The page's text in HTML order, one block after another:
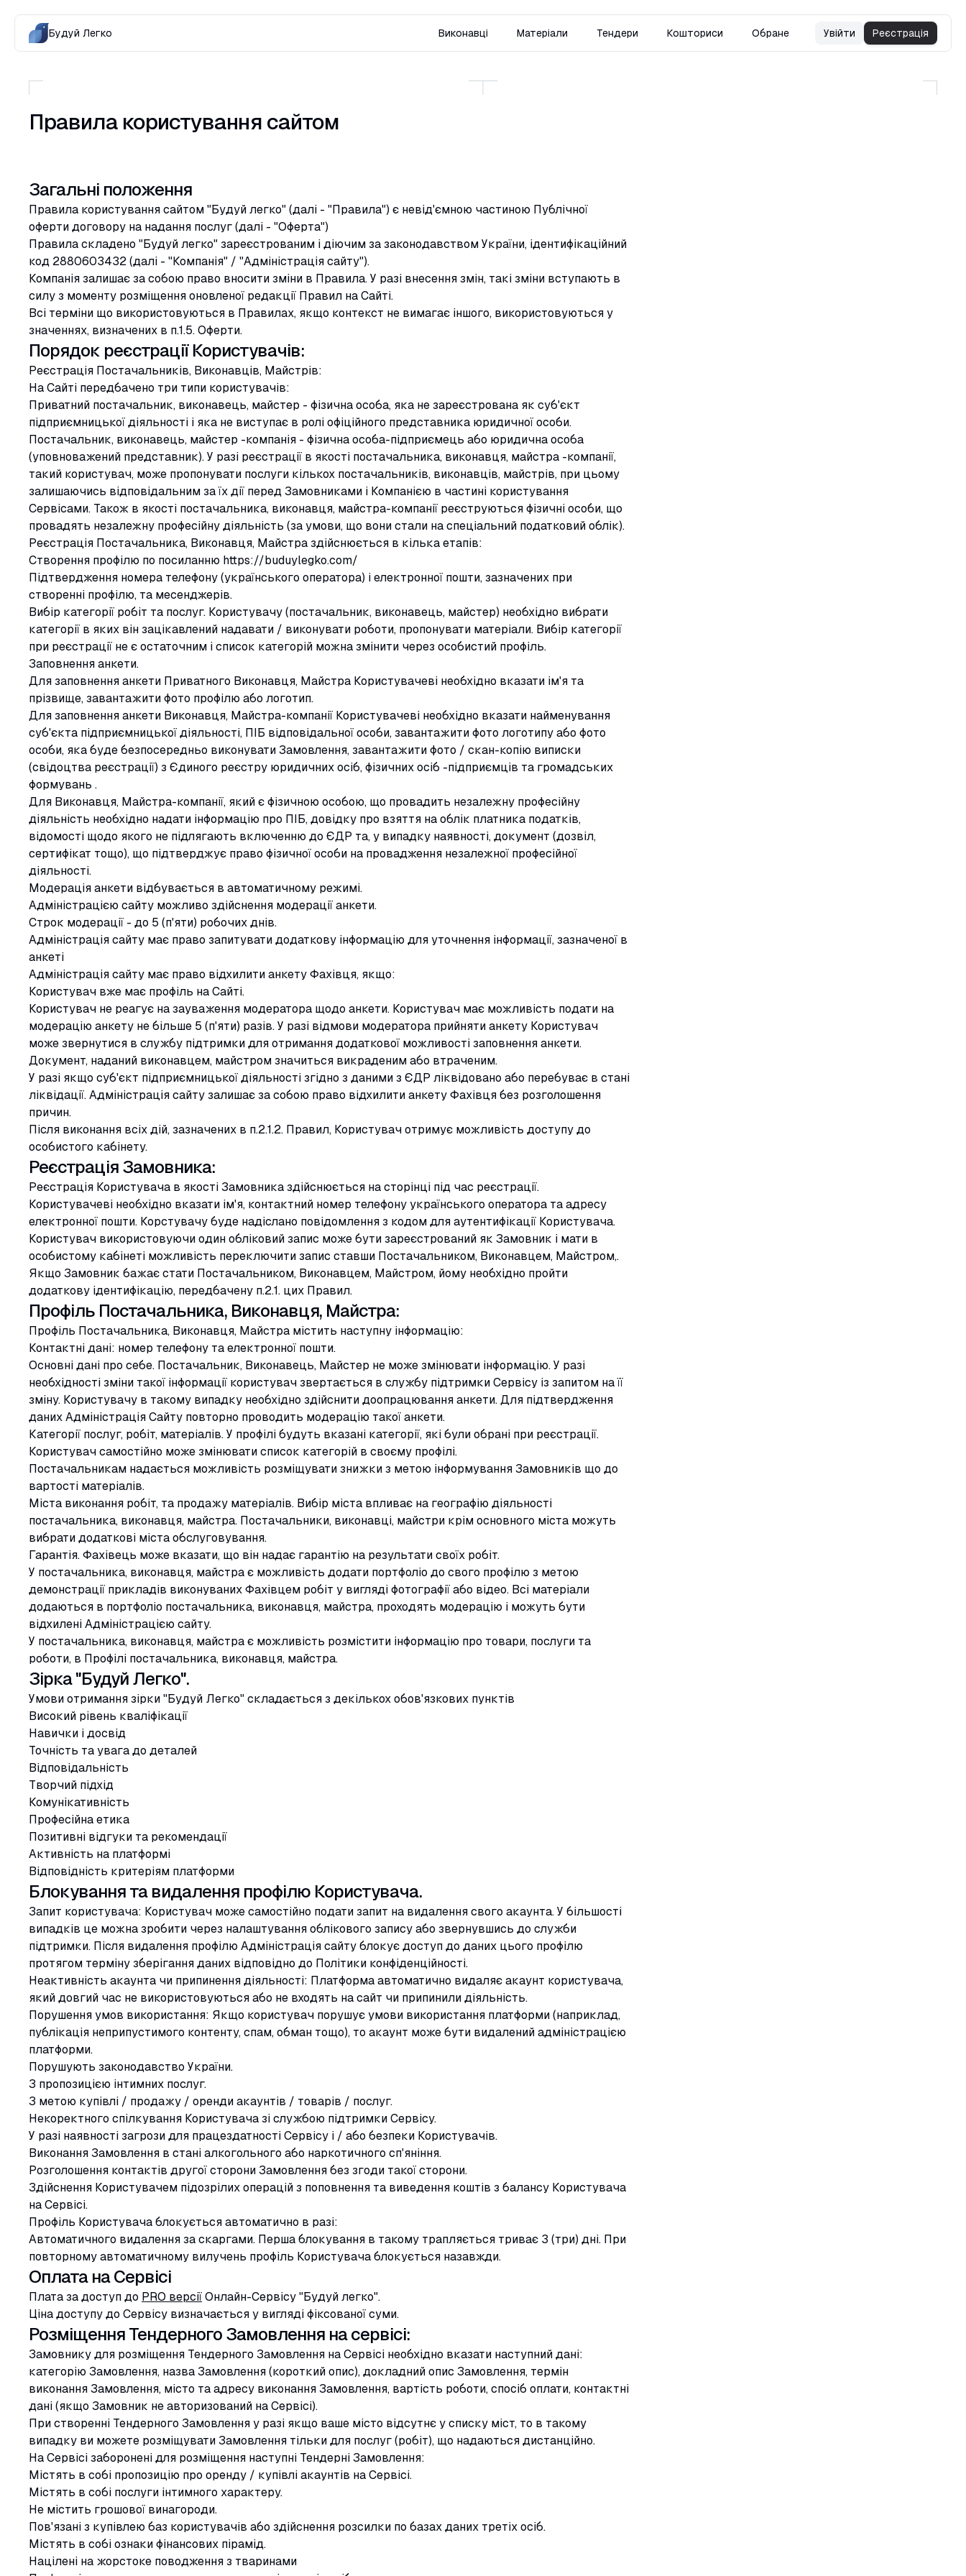
Будуй Легко Виконавці Матеріали Тендери Кошториси Обране Увійти Реєстрація
Правила користування сайтом
Загальні положення
Правила користування сайтом "Будуй легко" (далі - "Правила") є невід'ємною частиною Публічної
оферти договору на надання послуг (далі - "Оферта")
Правила складено "Будуй легко" зареєстрованим і діючим за законодавством України, ідентифікаційний
код 2880603432 (далі - "Компанія" / "Адміністрація сайту").
Компанія залишає за собою право вносити зміни в Правила. У разі внесення змін, такі зміни вступають в
силу з моменту розміщення оновленої редакції Правил на Сайті.
Всі терміни що використовуються в Правилах, якщо контекст не вимагає іншого, використовуються у
значеннях, визначених в п.1.5. Оферти.
Порядок реєстрації Користувачів:
Реєстрація Постачальників, Виконавців, Майстрів:
На Сайті передбачено три типи користувачів:
Приватний постачальник, виконавець, майстер - фізична особа, яка не зареєстрована як суб'єкт
підприємницької діяльності і яка не виступає в ролі офіційного представника юридичної особи.
Постачальник, виконавець, майстер -компанія - фізична особа-підприємець або юридична особа
(уповноважений представник). У разі реєстрації в якості постачальника, виконавця, майстра -компанії,
такий користувач, може пропонувати послуги кількох постачальників, виконавців, майстрів, при цьому
залишаючись відповідальним за їх дії перед Замовниками і Компанією в частині користування
Сервісами. Також в якості постачальника, виконавця, майстра-компанії реєструються фізичні особи, що
провадять незалежну професійну діяльність (за умови, що вони стали на спеціальний податковий облік).
Реєстрація Постачальника, Виконавця, Майстра здійснюється в кілька етапів:
Створення профілю по посиланню https://buduylegko.com/
Підтвердження номера телефону (українського оператора) і електронної пошти, зазначених при
створенні профілю, та месенджерів.
Вибір категорії робіт та послуг. Користувачу (постачальник, виконавець, майстер) необхідно вибрати
категорії в яких він зацікавлений надавати / виконувати роботи, пропонувати матеріали. Вибір категорії
при реєстрації не є остаточним і список категорій можна змінити через особистий профіль.
Заповнення анкети.
Для заповнення анкети Приватного Виконавця, Майстра Користувачеві необхідно вказати ім'я та
прізвище, завантажити фото профілю або логотип.
Для заповнення анкети Виконавця, Майстра-компанії Користувачеві необхідно вказати найменування
суб'єкта підприємницької діяльності, ПІБ відповідальної особи, завантажити фото логотипу або фото
особи, яка буде безпосередньо виконувати Замовлення, завантажити фото / скан-копію виписки
(свідоцтва реєстрації) з Єдиного реєстру юридичних осіб, фізичних осіб -підприємців та громадських
формувань .
Для Виконавця, Майстра-компанії, який є фізичною особою, що провадить незалежну професійну
діяльність необхідно надати інформацію про ПІБ, довідку про взяття на облік платника податків,
відомості щодо якого не підлягають включенню до ЄДР та, у випадку наявності, документ (дозвіл,
сертифікат тощо), що підтверджує право фізичної особи на провадження незалежної професійної
діяльності.
Модерація анкети відбувається в автоматичному режимі.
Адміністрацією сайту можливо здійснення модерації анкети.
Строк модерації - до 5 (п'яти) робочих днів.
Адміністрація сайту має право запитувати додаткову інформацію для уточнення інформації, зазначеної в
анкеті
Адміністрація сайту має право відхилити анкету Фахівця, якщо:
Користувач вже має профіль на Сайті.
Користувач не реагує на зауваження модератора щодо анкети. Користувач має можливість подати на
модерацію анкету не більше 5 (п'яти) разів. У разі відмови модератора прийняти анкету Користувач
може звернутися в службу підтримки для отримання додаткової можливості заповнення анкети.
Документ, наданий виконавцем, майстром значиться викраденим або втраченим.
У разі якщо суб'єкт підприємницької діяльності згідно з даними з ЄДР ліквідовано або перебуває в стані
ліквідації. Адміністрація сайту залишає за собою право відхилити анкету Фахівця без розголошення
причин.
Після виконання всіх дій, зазначених в п.2.1.2. Правил, Користувач отримує можливість доступу до
особистого кабінету.
Реєстрація Замовника:
Реєстрація Користувача в якості Замовника здійснюється на сторінці під час реєстрації.
Користувачеві необхідно вказати ім'я, контактний номер телефону українського оператора та адресу
електронної пошти. Корстувачу буде надіслано повідомлення з кодом для аутентифікації Користувача.
Користувач використовуючи один обліковий запис може бути зареєстрований як Замовник і мати в
особистому кабінеті можливість переключити запис ставши Постачальником, Виконавцем, Майстром,.
Якщо Замовник бажає стати Постачальником, Виконавцем, Майстром, йому необхідно пройти
додаткову ідентифікацію, передбачену п.2.1. цих Правил.
Профіль Постачальника, Виконавця, Майстра:
Профіль Постачальника, Виконавця, Майстра містить наступну інформацію:
Контактні дані: номер телефону та електронної пошти.
Основні дані про себе. Постачальник, Виконавець, Майстер не може змінювати інформацію. У разі
необхідності зміни такої інформації користувач звертається в службу підтримки Сервісу із запитом на її
зміну. Користувачу в такому випадку необхідно здійснити доопрацювання анкети. Для підтвердження
даних Адміністрація Сайту повторно проводить модерацію такої анкети.
Категорії послуг, робіт, матеріалів. У профілі будуть вказані категорії, які були обрані при реєстрації.
Користувач самостійно може змінювати список категорій в своєму профілі.
Постачальникам надається можливість розміщувати знижки з метою інформування Замовників що до
вартості матеріалів.
Міста виконання робіт, та продажу матеріалів. Вибір міста впливає на географію діяльності
постачальника, виконавця, майстра. Постачальники, виконавці, майстри крім основного міста можуть
вибрати додаткові міста обслуговування.
Гарантія. Фахівець може вказати, що він надає гарантію на результати своїх робіт.
У постачальника, виконавця, майстра є можливість додати портфоліо до свого профілю з метою
демонстрації прикладів виконуваних Фахівцем робіт у вигляді фотографії або відео. Всі матеріали
додаються в портфоліо постачальника, виконавця, майстра, проходять модерацію і можуть бути
відхилені Адміністрацією сайту.
У постачальника, виконавця, майстра є можливість розмістити інформацію про товари, послуги та
роботи, в Профілі постачальника, виконавця, майстра.
Зірка "Будуй Легко".
Умови отримання зірки "Будуй Легко" складається з декількох обов'язкових пунктів
Високий рівень кваліфікації
Навички і досвід
Точність та увага до деталей
Відповідальність
Творчий підхід
Комунікативність
Професійна етика
Позитивні відгуки та рекомендації
Активність на платформі
Відповідність критеріям платформи
Блокування та видалення профілю Користувача.
Запит користувача: Користувач може самостійно подати запит на видалення свого акаунта. У більшості
випадків це можна зробити через налаштування облікового запису або звернувшись до служби
підтримки. Після видалення профілю Адміністрація сайту блокує доступ до даних цього профілю
протягом терміну зберігання даних відповідно до Політики конфіденційності.
Неактивність акаунта чи припинення діяльності: Платформа автоматично видаляє акаунт користувача,
який довгий час не використовуються або не входять на сайт чи припинили діяльність.
Порушення умов використання: Якщо користувач порушує умови використання платформи (наприклад,
публікація неприпустимого контенту, спам, обман тощо), то акаунт може бути видалений адміністрацією
платформи.
Порушують законодавство України.
З пропозицією інтимних послуг.
З метою купівлі / продажу / оренди акаунтів / товарів / послуг.
Некоректного спілкування Користувача зі службою підтримки Сервісу.
У разі наявності загрози для працездатності Сервісу і / або безпеки Користувачів.
Виконання Замовлення в стані алкогольного або наркотичного сп'яніння.
Розголошення контактів другої сторони Замовлення без згоди такої сторони.
Здійснення Користувачем підозрілих операцій з поповнення та виведення коштів з балансу Користувача
на Сервісі.
Профіль Користувача блокується автоматично в разі:
Автоматичного видалення за скаргами. Перша блокування в такому трапляється триває 3 (три) дні. При
повторному автоматичному вилучень профіль Користувача блокується назавжди.
Оплата на Сервісі
Плата за доступ до PRO версії Онлайн-Сервісу "Будуй легко".
Ціна доступу до Сервісу визначається у вигляді фіксованої суми.
Розміщення Тендерного Замовлення на сервісі:
Замовнику для розміщення Тендерного Замовлення на Сервісі необхідно вказати наступний дані:
категорію Замовлення, назва Замовлення (короткий опис), докладний опис Замовлення, термін
виконання Замовлення, місто та адресу виконання Замовлення, вартість роботи, спосіб оплати, контактні
дані (якщо Замовник не авторизований на Сервісі).
При створенні Тендерного Замовлення у разі якщо ваше місто відсутнє у списку міст, то в такому
випадку ви можете розміщувати Замовлення тільки для послуг (робіт), що надаються дистанційно.
На Сервісі заборонені для розміщення наступні Тендерні Замовлення:
Містять в собі пропозицію про оренду / купівлі акаунтів на Сервісі.
Містять в собі послуги інтимного характеру.
Не містить грошової винагороди.
Пов'язані з купівлею баз користувачів або здійснення розсилки по базах даних третіх осіб.
Містять в собі ознаки фінансових пірамід.
Націлені на жорстоке поводження з тваринами